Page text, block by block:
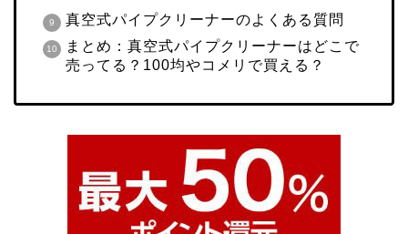
真空式パイプクリーナーのよくある質問
まとめ：真空式パイプクリーナーはどこで
売ってる？100均やコメリで買える？